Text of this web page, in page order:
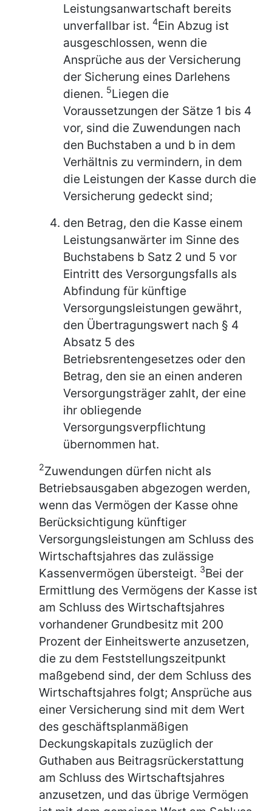
Leistungsanwartschaft bereits
unverfallbar ist. 4Ein Abzug ist
ausgeschlossen, wenn die
Ansprüche aus der Versicherung
der Sicherung eines Darlehens
dienen. 5Liegen die
Voraussetzungen der Sätze 1 bis 4
vor, sind die Zuwendungen nach
den Buchstaben a und b in dem
Verhältnis zu vermindern, in dem
die Leistungen der Kasse durch die
Versicherung gedeckt sind;
den Betrag, den die Kasse einem
Leistungsanwärter im Sinne des
Buchstabens b Satz 2 und 5 vor
Eintritt des Versorgungsfalls als
Abfindung für künftige
Versorgungsleistungen gewährt,
den Übertragungswert nach § 4
Absatz 5 des
Betriebsrentengesetzes oder den
Betrag, den sie an einen anderen
Versorgungsträger zahlt, der eine
ihr obliegende
Versorgungsverpflichtung
übernommen hat.
2Zuwendungen dürfen nicht als
Betriebsausgaben abgezogen werden,
wenn das Vermögen der Kasse ohne
Berücksichtigung künftiger
Versorgungsleistungen am Schluss des
Wirtschaftsjahres das zulässige
Kassenvermögen übersteigt. 3Bei der
Ermittlung des Vermögens der Kasse ist
am Schluss des Wirtschaftsjahres
vorhandener Grundbesitz mit 200
Prozent der Einheitswerte anzusetzen,
die zu dem Feststellungszeitpunkt
maßgebend sind, der dem Schluss des
Wirtschaftsjahres folgt; Ansprüche aus
einer Versicherung sind mit dem Wert
des geschäftsplanmäßigen
Deckungskapitals zuzüglich der
Guthaben aus Beitragsrückerstattung
am Schluss des Wirtschaftsjahres
anzusetzen, und das übrige Vermögen